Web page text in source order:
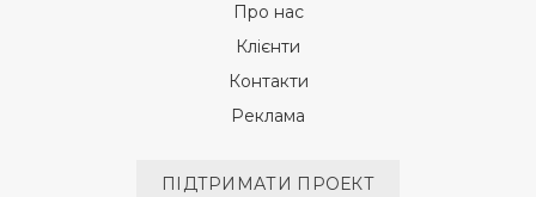
Про нас
Клієнти
Контакти
Реклама
ПІДТРИМАТИ ПРОЕКТ